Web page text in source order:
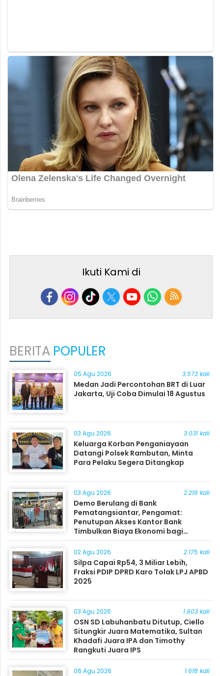
Ikuti Kami di
BERITA POPULER
05 Agu 2026 3.573 kali
Medan Jadi Percontohan BRT di Luar
Jakarta, Uji Coba Dimulai 18 Agustus
03 Agu 2026 3.031 kali
Keluarga Korban Penganiayaan
Datangi Polsek Rambutan, Minta
Para Pelaku Segera Ditangkap
03 Agu 2026 2.216 kali
Demo Berulang di Bank
Pematangsiantar, Pengamat:
Penutupan Akses Kantor Bank
Timbulkan Biaya Ekonomi bagi
Masyarakat
02 Agu 2026 2.175 kali
Silpa Capai Rp54, 3 Miliar Lebih,
Fraksi PDIP DPRD Karo Tolak LPJ APBD
2025
03 Agu 2026 1.903 kali
OSN SD Labuhanbatu Ditutup, Ciello
Situngkir Juara Matematika, Sultan
Khadafi Juara IPA dan Timothy
Rangkuti Juara IPS
06 Agu 2026 1.618 kali